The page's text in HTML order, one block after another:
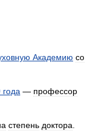
Академию со
года — профессор
степень доктора